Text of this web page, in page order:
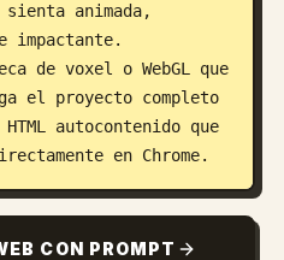
animada,
impactante.
de voxel o WebGL que
el proyecto completo
autocontenido que
en Chrome.
CON PROMPT